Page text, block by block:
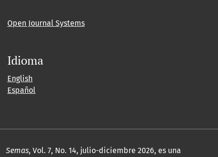
Open Journal Systems
Idioma
English
Español
Semas, Vol. 7, No. 14, julio-diciembre 2026, es una